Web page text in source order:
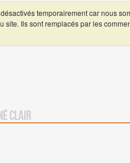
temporairement car nous
site. Ils sont remplacés par les
Clair